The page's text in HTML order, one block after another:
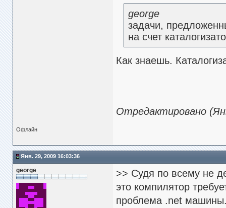
george
задачи,
на счет
Как знаешь.
Отредактировано
Офлайн
Янв. 29, 2009 16:03:36
george
>> Судя по всему не
это компилятор
проблема .net